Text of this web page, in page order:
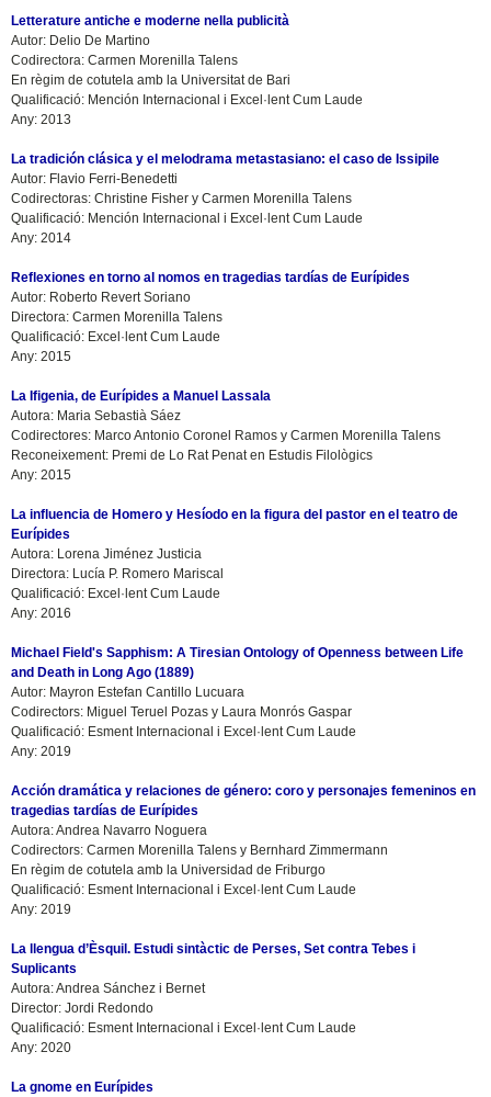
Letterature antiche e moderne nella publicità
Autor: Delio De Martino
Codirectora: Carmen Morenilla Talens
En règim de cotutela amb la Universitat de Bari
Qualificació: Mención Internacional i Excel·lent Cum Laude
Any: 2013
La tradición clásica y el melodrama metastasiano: el caso de Issipile
Autor: Flavio Ferri-Benedetti
Codirectoras: Christine Fisher y Carmen Morenilla Talens
Qualificació: Mención Internacional i Excel·lent Cum Laude
Any: 2014
Reflexiones en torno al nomos en tragedias tardías de Eurípides
Autor: Roberto Revert Soriano
Directora: Carmen Morenilla Talens
Qualificació: Excel·lent Cum Laude
Any: 2015
La Ifigenia, de Eurípides a Manuel Lassala
Autora: Maria Sebastià Sáez
Codirectores: Marco Antonio Coronel Ramos y Carmen Morenilla Talens
Reconeixement: Premi de Lo Rat Penat en Estudis Filològics
Any: 2015
La influencia de Homero y Hesíodo en la figura del pastor en el teatro de
Eurípides
Autora: Lorena Jiménez Justicia
Directora: Lucía P. Romero Mariscal
Qualificació: Excel·lent Cum Laude
Any: 2016
Michael Field's Sapphism: A Tiresian Ontology of Openness between Life
and Death in Long Ago (1889)
Autor: Mayron Estefan Cantillo Lucuara
Codirectors: Miguel Teruel Pozas y Laura Monrós Gaspar
Qualificació: Esment Internacional i Excel·lent Cum Laude
Any: 2019
Acción dramática y relaciones de género: coro y personajes femeninos en
tragedias tardías de Eurípides
Autora: Andrea Navarro Noguera
Codirectors: Carmen Morenilla Talens y Bernhard Zimmermann
En règim de cotutela amb la Universidad de Friburgo
Qualificació: Esment Internacional i Excel·lent Cum Laude
Any: 2019
La llengua d’Èsquil. Estudi sintàctic de Perses, Set contra Tebes i
Suplicants
Autora: Andrea Sánchez i Bernet
Director: Jordi Redondo
Qualificació: Esment Internacional i Excel·lent Cum Laude
Any: 2020
La gnome en Eurípides